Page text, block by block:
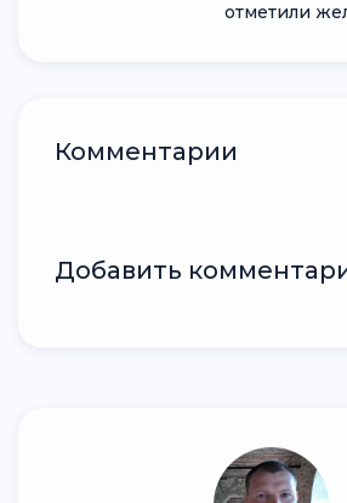
отметили
Комментарии
Добавить